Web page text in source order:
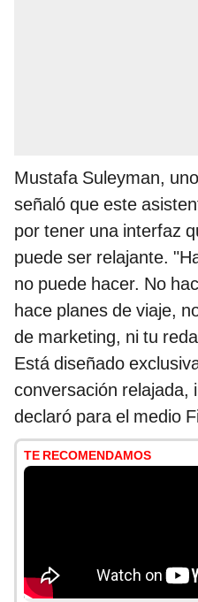
Mustafa Suleyman,
señaló que este
por tener una interfaz
puede ser relajante.
no puede hacer. No
hace planes de viaje,
de marketing, ni tu
Está diseñado
conversación relajada,
declaró para el medio
TE RECOMENDAMOS